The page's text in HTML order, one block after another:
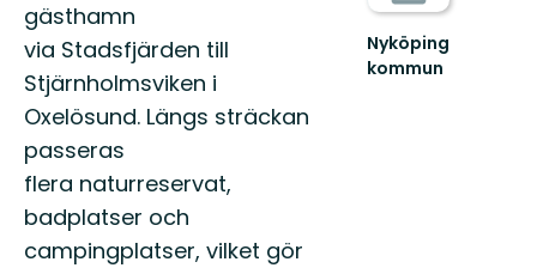
gästhamn
via Stadsfjärden till
Stjärnholmsviken i
Oxelösund. Längs sträckan
passeras
flera naturreservat,
badplatser och
campingplatser, vilket gör
Nyköping
kommun